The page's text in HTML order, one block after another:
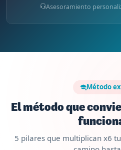
Asesoramiento
Método
El método que
5 pilares que multiplican x6